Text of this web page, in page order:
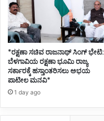
*ರಕ್ಷಣಾ ಸಚಿವ ರಾಜನಾಥ್ ಸಿಂಗ್ ಭೇಟಿ:
ಬೆಳಗಾವಿಯ ರಕ್ಷಣಾ ಭೂಮಿ ರಾಜ್ಯ
ಸರ್ಕಾರಕ್ಕೆ ಹಸ್ತಾಂತರಿಸಲು ಅಭಯ
ಪಾಟೀಲ ಮನವಿ*
1 day ago